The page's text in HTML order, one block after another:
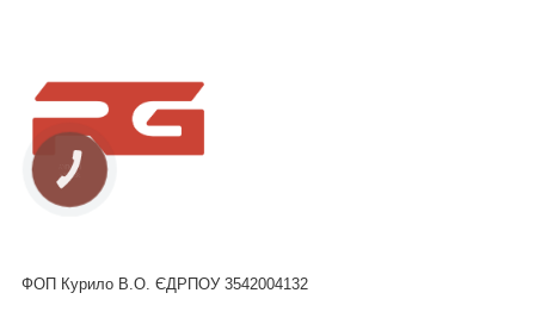
ФОП Курило В.О. ЄДРПОУ 3542004132